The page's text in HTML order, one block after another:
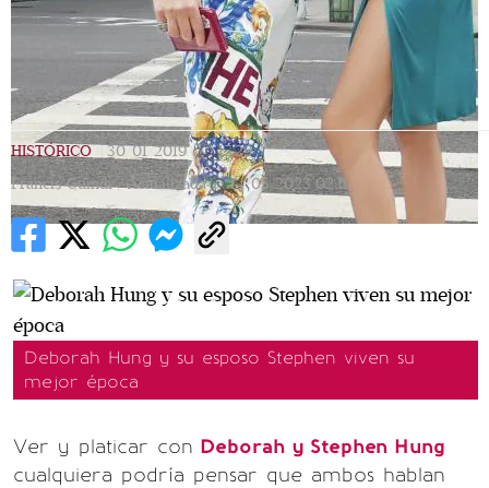
HISTÓRICO | 30/01/2019 | 15:29 |
Francis Guindi | Actualizada 14/05/2023 02:11
Deborah Hung y su esposo Stephen viven su
mejor época
Ver y platicar con Deborah y Stephen Hung
cualquiera podría pensar que ambos hablan